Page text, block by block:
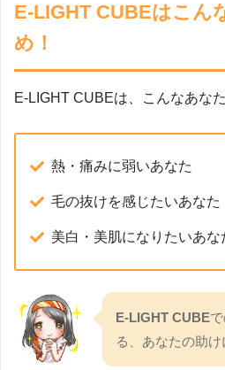
E-LIGHT CUBEはこん
め！
E-LIGHT CUBEは、こんなあな
熱・痛みに弱いあなた
毛の抜けを感じたいあなた
美白・美肌になりたいあな
E-LIGHT CUBE
る、あなたの助け